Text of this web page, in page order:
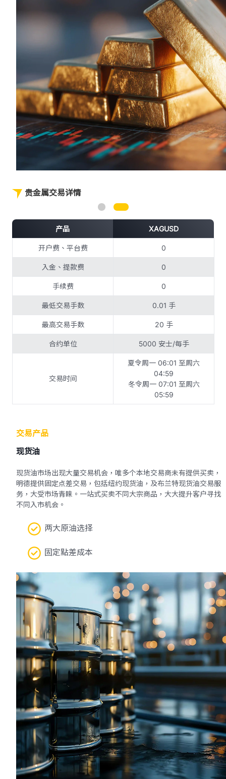
贵金属交易详情
产品 XAGUSD
开户费、平台费 0
入金、提款费 0
手续费 0
最低交易手数 0.01 手
最高交易手数 20 手
合约单位 5000 安士/每手
交易时间
夏令周一 06:01 至周六
04:59
冬令周一 07:01 至周六
05:59
交易产品
现货油
现货油市场出现大量交易机会，唯多个本地交易商未有提供买卖，
明德提供固定点差交易，包括纽约现货油，及布兰特现货油交易服
务，大受市场青睐。一站式买卖不同大宗商品，大大提升客户寻找
不同入市机会。
两大原油选择
固定點差成本